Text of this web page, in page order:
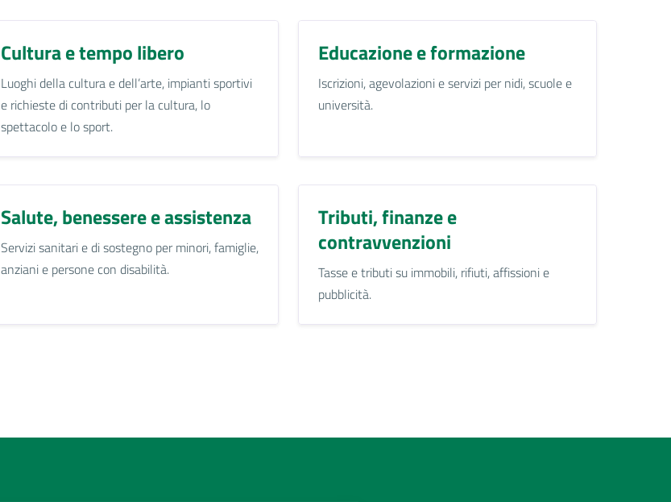
Cultura e tempo libero
Luoghi della cultura e dell’arte, impianti sportivi
e richieste di contributi per la cultura, lo
spettacolo e lo sport.
Educazione e formazione
Iscrizioni, agevolazioni e servizi per nidi, scuole e
università.
Salute, benessere e assistenza
Servizi sanitari e di sostegno per minori, famiglie,
anziani e persone con disabilità.
Tributi, finanze e
contravvenzioni
Tasse e tributi su immobili, rifiuti, affissioni e
pubblicità.